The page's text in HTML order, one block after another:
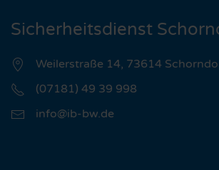
Sicherheitsdienst
Weilerstraße 14, 73614
(07181) 49 39 998
info@ib-bw.de